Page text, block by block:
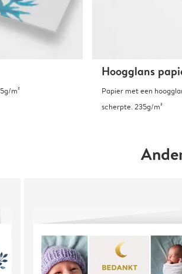
m²
Hoogglans
Papier met een
scherpte. 235g/m²